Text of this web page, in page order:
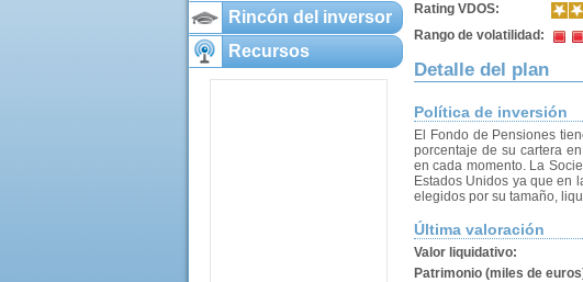
Rincón del inversor
Recursos
Rating VDOS:
Rango de volatilidad:
Detalle del plan
Política de inversión
El Fondo de Pensiones
porcentaje de su cartera
en cada momento. La
Estados Unidos ya que en
elegidos por su tamaño,
Última valoración
Valor liquidativo:
Patrimonio (miles de